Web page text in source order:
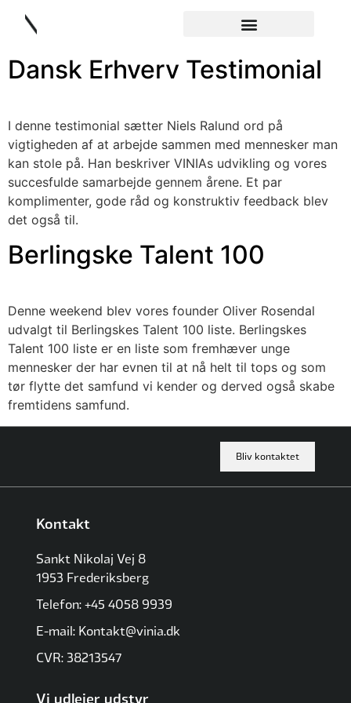
Dansk Erhverv Testimonial
I denne testimonial sætter Niels Ralund ord på
vigtigheden af at arbejde sammen med mennesker man
kan stole på. Han beskriver VINIAs udvikling og vores
succesfulde samarbejde gennem årene. Et par
komplimenter, gode råd og konstruktiv feedback blev
det også til.
Berlingske Talent 100
Denne weekend blev vores founder Oliver Rosendal
udvalgt til Berlingskes Talent 100 liste. Berlingskes
Talent 100 liste er en liste som fremhæver unge
mennesker der har evnen til at nå helt til tops og som
tør flytte det samfund vi kender og derved også skabe
fremtidens samfund.
Bliv kontaktet
Kontakt
Sankt Nikolaj Vej 8
1953 Frederiksberg
Telefon: +45 4058 9939
E-mail: Kontakt@vinia.dk
CVR: 38213547
Vi udlejer udstyr